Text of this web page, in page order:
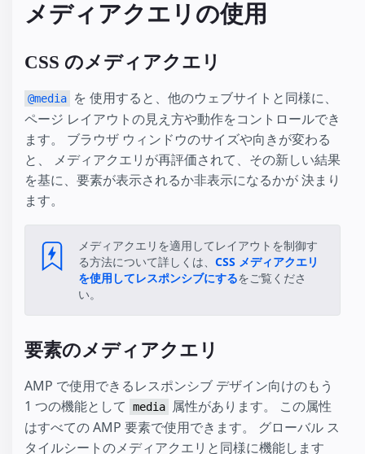
メディアクエリの使用
CSS のメディアクエリ
@media
を 使用すると、他のウェブサイトと同様に、
ページ レイアウトの見え方や動作をコントロールでき
ます。 ブラウザ ウィンドウのサイズや向きが変わる
と、 メディアクエリが再評価されて、その新しい結果
を基に、要素が表示されるか非表示になるかが 決まり
ます。
メディアクエリを適用してレイアウトを制御す
る方法について詳しくは、 CSS メディアクエリ
を使用してレスポンシブにするをご覧くださ
い。
要素のメディアクエリ
AMP で使用できるレスポンシブ デザイン向けのもう
1 つの機能として
media
属性があります。 この属性
はすべての AMP 要素で使用できます。 グローバル ス
タイルシートのメディアクエリと同様に機能します